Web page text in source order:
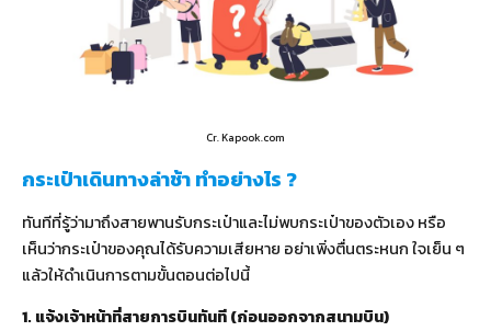
Cr. Kapook.com
กระเป๋าเดินทางล่าช้า ทำอย่างไร ?
ทันทีที่รู้ว่ามาถึงสายพานรับกระเป๋าและไม่พบกระเป๋าของตัวเอง หรือ
เห็นว่ากระเป๋าของคุณได้รับความเสียหาย อย่าเพิ่งตื่นตระหนก ใจเย็น ๆ
แล้วให้ดำเนินการตามขั้นตอนต่อไปนี้
1. แจ้งเจ้าหน้าที่สายการบินทันที (ก่อนออกจากสนามบิน)